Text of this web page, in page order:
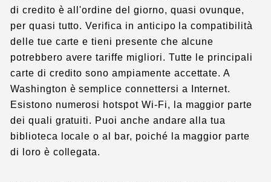
di credito è all'ordine del giorno, quasi ovunque,
per quasi tutto. Verifica in anticipo la compatibilità
delle tue carte e tieni presente che alcune
potrebbero avere tariffe migliori. Tutte le principali
carte di credito sono ampiamente accettate. A
Washington è semplice connettersi a Internet.
Esistono numerosi hotspot Wi-Fi, la maggior parte
dei quali gratuiti. Puoi anche andare alla tua
biblioteca locale o al bar, poiché la maggior parte
di loro è collegata.